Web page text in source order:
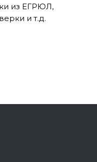
из ЕГРЮЛ,
и т.д.